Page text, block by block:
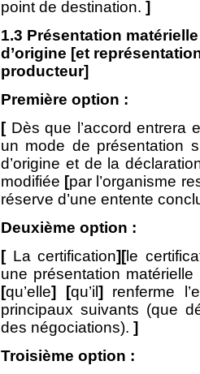
point de destination. ]
1.3 Présentation
d’origine [et
producteur]
Première option :
[ Dès que l’accord entrera
un mode de présentation
d’origine et de la
modifiée [par l’organisme
réserve d’une entente
Deuxième option :
[ La certification][le
une présentation
[qu’elle] [qu’il]renferme
principaux suivants (que
des négociations). ]
Troisième option :